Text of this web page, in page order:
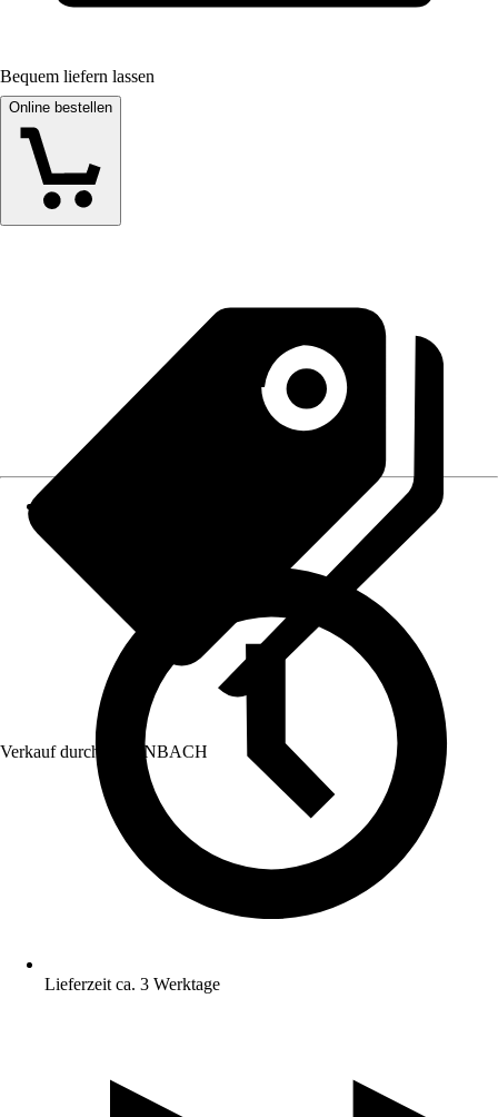
Bequem liefern lassen
Online bestellen
Verkauf durch: HORNBACH
Lieferzeit ca. 3 Werktage